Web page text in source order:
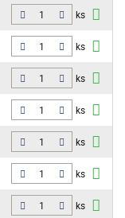
ks
ks
ks
ks
ks
ks
ks